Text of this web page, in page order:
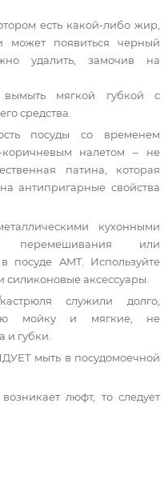
есть какой-либо жир,
может появиться черный
удалить, замочив на
мягкой губкой с
средства.
посуды со временем
коричневым налетом – не
патина, которая
антипригарные свойства
кухонными
перемешивания или
посуде AMT. Используйте
силиконовые аксессуары.
служили долго,
мойку и мягкие, не
губки.
мыть в посудомоечной
люфт, то следует